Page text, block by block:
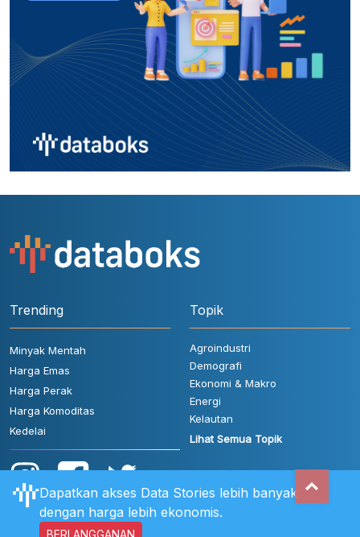
Trending
Minyak Mentah
Harga Emas
Harga Perak
Harga Komoditas
Kedelai
Topik
Agroindustri
Demografi
Ekonomi & Makro
Energi
Kelautan
Lihat Semua Topik
Dapatkan akses Data Stories lebih banyak
dengan harga lebih ekonomis.
BERLANGGANAN